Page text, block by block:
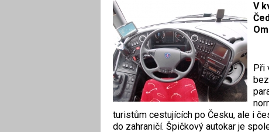
V
Při
turistům cestujících po Česku, ale i
do zahraničí. Špičkový autokar je